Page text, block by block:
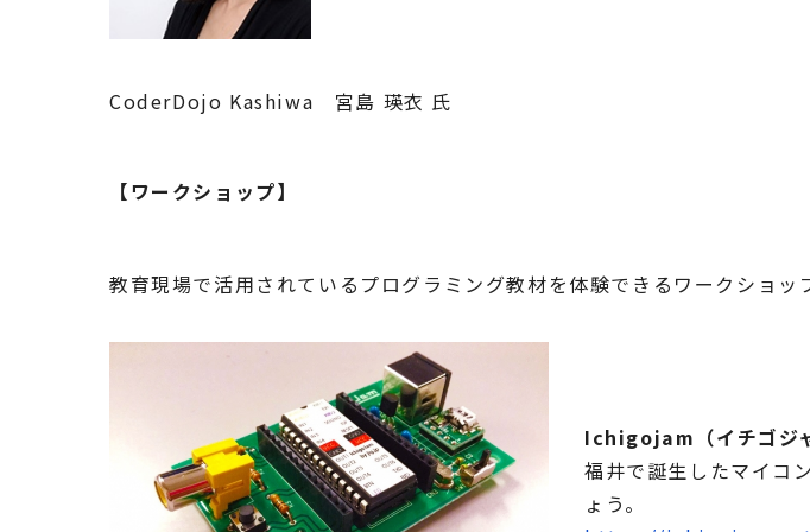
CoderDojo Kashiwa 宮島 瑛衣 氏
【ワークショップ】
教育現場で活用されているプログラミング教材を体験できるワークショッ
Ichigojam（イチゴジ
福井で誕生したマイコ
ょう。